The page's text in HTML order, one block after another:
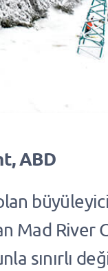
ABD
Mad River
sınırlı